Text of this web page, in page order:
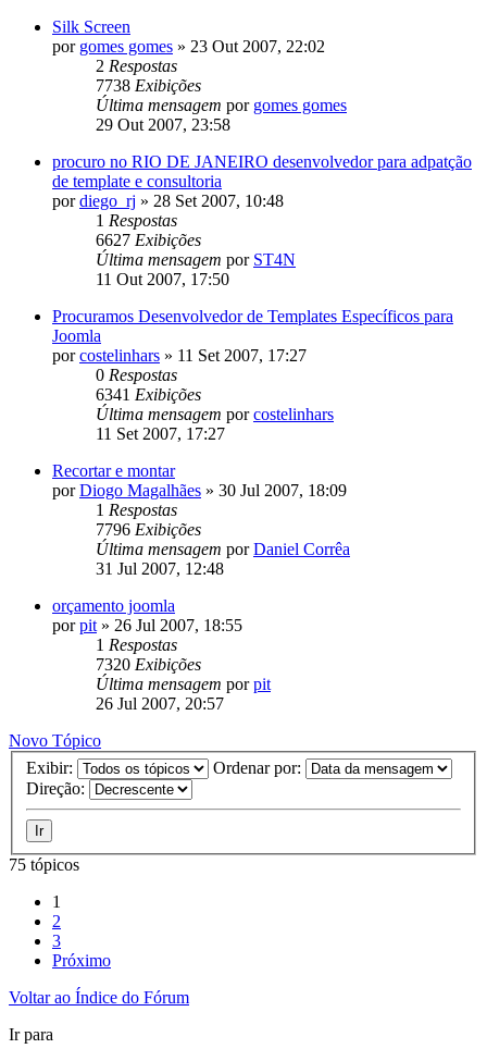
Silk Screen
por gomes gomes » 23 Out 2007, 22:02
2 Respostas
7738 Exibições
Última mensagem por gomes gomes
29 Out 2007, 23:58
procuro no RIO DE JANEIRO desenvolvedor para adpatção
de template e consultoria
pordiego_rj » 28 Set 2007, 10:48
1 Respostas
6627 Exibições
Última mensagem por ST4N
11 Out 2007, 17:50
Procuramos Desenvolvedor de Templates Específicos para
Joomla
porcostelinhars » 11 Set 2007, 17:27
0 Respostas
6341 Exibições
Última mensagem porcostelinhars
11 Set 2007, 17:27
Recortar e montar
porDiogo Magalhães » 30 Jul 2007, 18:09
1 Respostas
7796 Exibições
Última mensagem porDaniel Corrêa
31 Jul 2007, 12:48
orçamento joomla
porpit » 26 Jul 2007, 18:55
1 Respostas
7320 Exibições
Última mensagem porpit
26 Jul 2007, 20:57
Novo Tópico
Exibir:
Ordenar por:
Direção:
75 tópicos
1
2
3
Próximo
Voltar ao Índice do Fórum
Ir para